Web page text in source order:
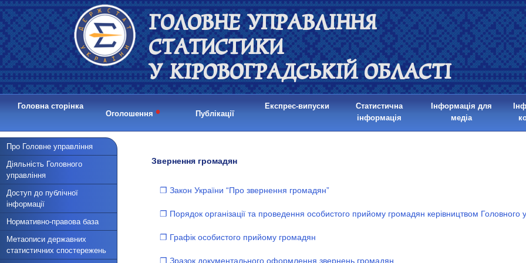
ГОЛОВНЕ УПРАВЛІННЯ
СТАТИСТИКИ
У КІРОВОГРАДСЬКІЙ ОБЛАСТІ
Головна сторінка
Оголошення • Публікації
Експрес-випуски
Статистична
інформація
Інформація для
медіа
Про Головне управління
Діяльність Головного
управління
Доступ до публічної
інформації
Нормативно-правова база
Метаописи державних
статистичних спостережень
Звернення громадян
❐ Закон України “Про звернення громадян”
❐ Порядок організації та проведення особистого прийому громадян керівництвом Головного
❐ Графік особистого прийому громадян
❐ Зразок документального оформлення звернень громадян